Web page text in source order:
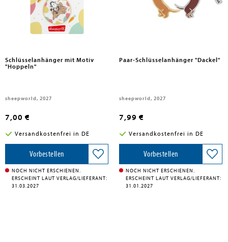
Schlüsselanhänger mit Motiv
"Hoppeln"
sheepworld, 2027
7,00 €
Versandkostenfrei in DE
Vorbestellen
NOCH NICHT ERSCHIENEN.
ERSCHEINT LAUT VERLAG/LIEFERANT:
31.03.2027
Paar-Schlüsselanhänger "Dackel"
sheepworld, 2027
7,99 €
Versandkostenfrei in DE
Vorbestellen
NOCH NICHT ERSCHIENEN.
ERSCHEINT LAUT VERLAG/LIEFERANT:
31.01.2027